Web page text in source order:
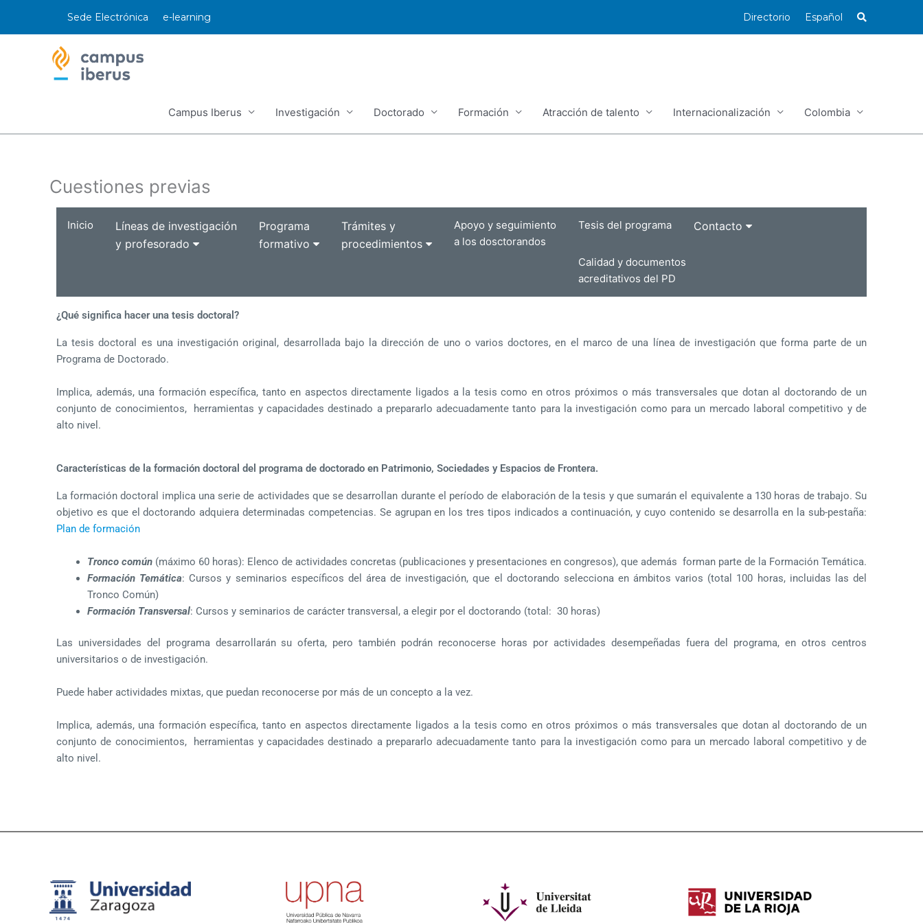
Sede Electrónica e-learning Directorio Español
Campus Iberus Investigación Doctorado Formación Atracción de talento Internacionalización Colombia
Cuestiones previas
Inicio
Líneas de investigación
y profesorado
Programa
formativo
Trámites y
procedimientos
Apoyo y seguimiento
a los dosctorandos
Tesis del programa Contacto
Calidad y documentos
acreditativos del PD
¿Qué significa hacer una tesis doctoral?
La tesis doctoral es una investigación original, desarrollada bajo la dirección de uno o varios doctores, en el marco de una línea de investigación que forma parte de un
Programa de Doctorado.
Implica, además, una formación específica, tanto en aspectos directamente ligados a la tesis como en otros próximos o más transversales que dotan al doctorando de un
conjunto de conocimientos, herramientas y capacidades destinado a prepararlo adecuadamente tanto para la investigación como para un mercado laboral competitivo y de
alto nivel.
Características de la formación doctoral del programa de doctorado en Patrimonio, Sociedades y Espacios de Frontera.
La formación doctoral implica una serie de actividades que se desarrollan durante el período de elaboración de la tesis y que sumarán el equivalente a 130 horas de trabajo. Su
objetivo es que el doctorando adquiera determinadas competencias. Se agrupan en los tres tipos indicados a continuación, y cuyo contenido se desarrolla en la sub-pestaña:
Plan de formación
Tronco común (máximo 60 horas): Elenco de actividades concretas (publicaciones y presentaciones en congresos), que además forman parte de la Formación Temática.
Formación Temática: Cursos y seminarios específicos del área de investigación, que el doctorando selecciona en ámbitos varios (total 100 horas, incluidas las del
Tronco Común)
Formación Transversal: Cursos y seminarios de carácter transversal, a elegir por el doctorando (total: 30 horas)
Las universidades del programa desarrollarán su oferta, pero también podrán reconocerse horas por actividades desempeñadas fuera del programa, en otros centros
universitarios o de investigación.
Puede haber actividades mixtas, que puedan reconocerse por más de un concepto a la vez.
Implica, además, una formación específica, tanto en aspectos directamente ligados a la tesis como en otros próximos o más transversales que dotan al doctorando de un
conjunto de conocimientos, herramientas y capacidades destinado a prepararlo adecuadamente tanto para la investigación como para un mercado laboral competitivo y de
alto nivel.